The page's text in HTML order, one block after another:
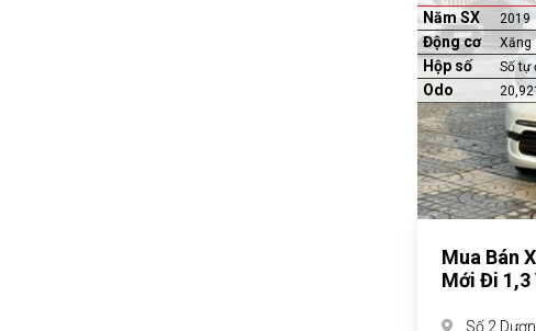
Năm SX 2019
Động cơ Xăng
Hộp số Số tự
Odo
Mua Bán
Mới Đi 1,3
Số 2